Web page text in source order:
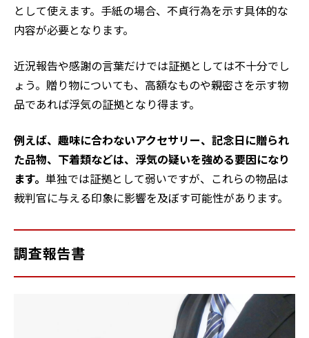
として使えます。手紙の場合、不貞行為を示す具体的な
内容が必要となります。
近況報告や感謝の言葉だけでは証拠としては不十分でし
ょう。贈り物についても、高額なものや親密さを示す物
品であれば浮気の証拠となり得ます。
例えば、趣味に合わないアクセサリー、記念日に贈られ
た品物、下着類などは、浮気の疑いを強める要因になり
ます。 単独では証拠として弱いですが、これらの物品は
裁判官に与える印象に影響を及ぼす可能性があります。
調査報告書